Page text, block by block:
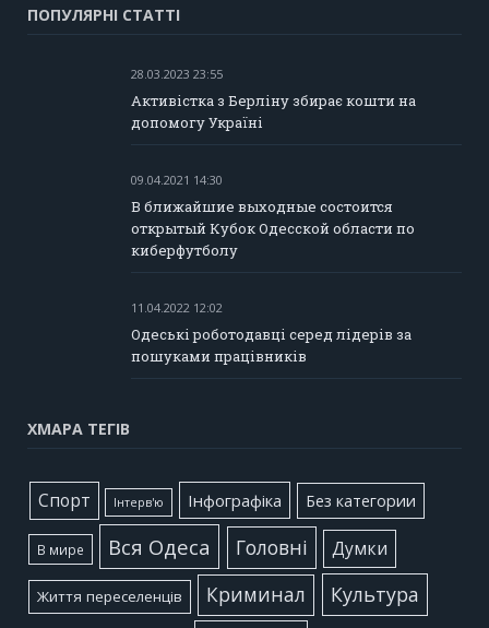
ПОПУЛЯРНІ СТАТТІ
28.03.2023 23:55
Активістка з Берліну збирає кошти на
допомогу Україні
09.04.2021 14:30
В ближайшие выходные состоится
открытый Кубок Одесской области по
киберфутболу
11.04.2022 12:02
Одеські роботодавці серед лідерів за
пошуками працівників
ХМАРА ТЕГІВ
Cпорт Інтерв'ю Інфографіка Без категории
В мире Вся Одеса Головні Думки
Життя переселенців Криминал Культура